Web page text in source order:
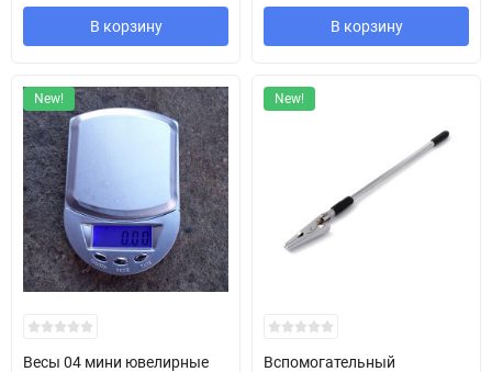
В корзину В корзину
New!
Весы 04 мини ювелирные
New!
Вспомогательный